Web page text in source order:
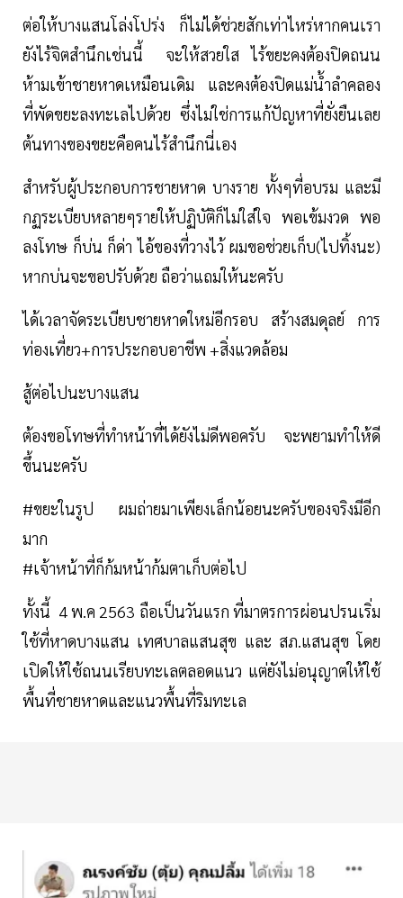
ต่อให้บางแสนโล่งโปร่ง ก็ไม่ได้ช่วยสักเท่าไหร่หากคนเรา
ยังไร้จิตสำนึกเช่นนี้ จะให้สวยใส ไร้ขยะคงต้องปิดถนน
ห้ามเข้าชายหาดเหมือนเดิม และคงต้องปิดแม่น้ำลำคลอง
ที่พัดขยะลงทะเลไปด้วย ซึ่งไม่ใช่การแก้ปัญหาที่ยั่งยืนเลย
ต้นทางของขยะคือคนไร้สำนึกนี่เอง
สำหรับผู้ประกอบการชายหาด บางราย ทั้งๆที่อบรม และมี
กฏระเบียบหลายๆรายให้ปฏิบัติก็ไม่ใส่ใจ พอเข้มงวด พอ
ลงโทษ ก็บ่น ก็ด่า ไอ้ของที่วางไว้ ผมขอช่วยเก็บ(ไปทิ้งนะ)
หากบ่นจะขอปรับด้วย ถือว่าแถมให้นะครับ
ได้เวลาจัดระเบียบชายหาดใหม่อีกรอบ สร้างสมดุลย์ การ
ท่องเที่ยว+การประกอบอาชีพ +สิ่งแวดล้อม
สู้ต่อไปนะบางแสน
ต้องขอโทษที่ทำหน้าที่ได้ยังไม่ดีพอครับ จะพยามทำให้ดี
ขึ้นนะครับ
#ขยะในรูป ผมถ่ายมาเพียงเล็กน้อยนะครับของจริงมีอีก
มาก
#เจ้าหน้าที่ก็ก้มหน้าก้มตาเก็บต่อไป
ทั้งนี้ 4 พ.ค 2563 ถือเป็นวันแรก ที่มาตรการผ่อนปรนเริ่ม
ใช้ที่หาดบางแสน เทศบาลแสนสุข และ สภ.แสนสุข โดย
เปิดให้ใช้ถนนเรียบทะเลตลอดแนว แต่ยังไม่อนุญาตให้ใช้
พื้นที่ชายหาดและแนวพื้นที่ริมทะเล